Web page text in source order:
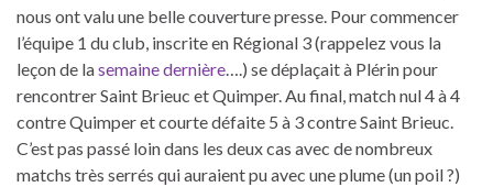
nous ont valu une belle couverture presse. Pour commencer
l’équipe 1 du club, inscrite en Régional 3 (rappelez vous la
leçon de lasemaine dernière….) se déplaçait à Plérin pour
rencontrer Saint Brieuc et Quimper. Au final, match nul 4 à 4
contre Quimper et courte défaite 5 à 3 contre Saint Brieuc.
C’est pas passé loin dans les deux cas avec de nombreux
matchs très serrés qui auraient pu avec une plume (un poil ?)